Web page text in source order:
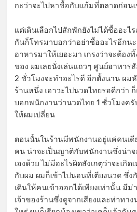
กะว่าจะไปหาชื้อกับแก้มที่ตลาดก่อน
แต่เดินเลือกไปสักพักยังไม่ได้ซื้ออะไ
กันก็โทรมาบอกว่าอย่าซื้ออะไรอีกนะ
อาหารมาให้เยอะมา เกรงว่าจะต้องทิ้
ของ ผมเลยนั่งเล่นแถวๆ ศูนย์อาหาร
2 ชั่วโมงจะทำอะไรดี อีกตั้งนาน ผม
ร้านหนึ่ง เอาวะไปนวดไทยรอดีกว่า ก็
บอกพนักงานว่านวดไทย 1 ชั่วโมงค
ให้ผมเปลี่ยน
ตอนนั้นในร้านมีพนักงานอยู่แค่คนเดี
คน น่าจะเป็นญาติกับพนักงานซึ่งน่าจ
เองด้วย ไม่มีอะไรผิดสังเกตุว่าจะเกิ
กับผม ผมก็เข้าไปนอนที่เตียงนวด ซึ่ง
เดินให้คนเข้าออกได้เพียงเท่านั้น มี
เจ้าของร้านซึ่งดูจากเสียงและท่าทา